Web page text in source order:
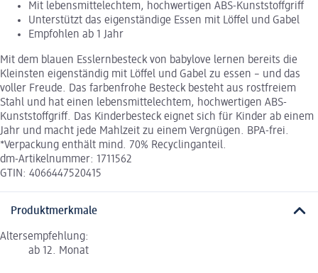
Mit lebensmittelechtem, hochwertigen ABS-Kunststoffgriff
Unterstützt das eigenständige Essen mit Löffel und Gabel
Empfohlen ab 1 Jahr
Mit dem blauen Esslernbesteck von babylove lernen bereits die
Kleinsten eigenständig mit Löffel und Gabel zu essen – und das
voller Freude. Das farbenfrohe Besteck besteht aus rostfreiem
Stahl und hat einen lebensmittelechtem, hochwertigen ABS-
Kunststoffgriff. Das Kinderbesteck eignet sich für Kinder ab einem
Jahr und macht jede Mahlzeit zu einem Vergnügen. BPA-frei.
*Verpackung enthält mind. 70% Recyclinganteil.
dm-Artikelnummer: 1711562
GTIN: 4066447520415
Produktmerkmale
Altersempfehlung:
ab 12. Monat